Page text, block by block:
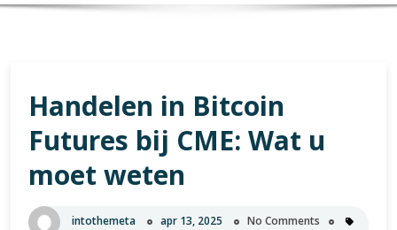
Handelen in Bitcoin
Futures bij CME: Wat u
moet weten
intothemeta apr 13, 2025 No Comments